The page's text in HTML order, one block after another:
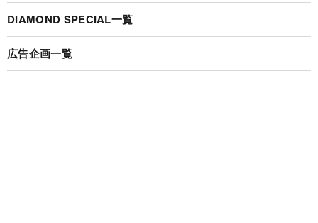
DIAMOND SPECIAL一覧
広告企画一覧